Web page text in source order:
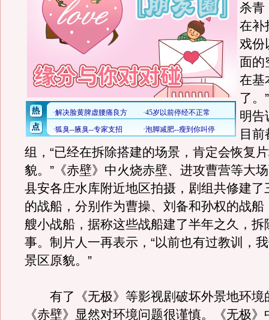
杀青
在补
戏份
面的
在基
了。
明告
目前
组，“已经在拆除搭建的场景，肯定会恢复
貌。”《赤壁》中火烧赤壁、进攻曹营等大
县安各庄水库附近地区拍摄，剧组共修建了
的战船，分别作为曹操、刘备和孙权的战船
艘小战船，据称这些战船建了半年之久，拆
事。制片人一再表示，“以前也有过教训，
景区原貌。”
有了《无极》等影视剧破坏外景地环境
《赤壁》显然对环境问题很谨慎。《无极